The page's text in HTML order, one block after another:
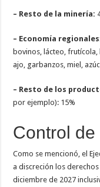
– Resto de la minería:
– Economía
bovinos, lácteo,
ajo, garbanzos, miel,
– Resto de los
por ejemplo): 15%
Control
Como se mencionó, el
a discreción los
diciembre de 2027